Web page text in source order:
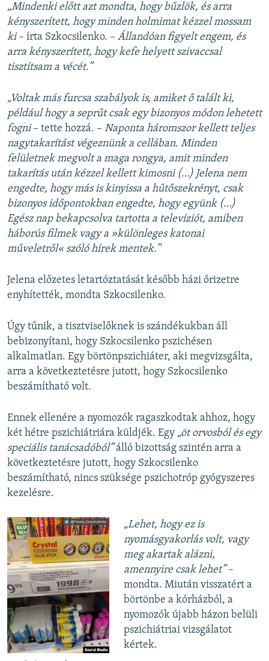
„Mindenki előtt azt mondta, hogy bűzlök, és arra
kényszerített, hogy minden holmimat kézzel mossam
ki– írta Szkocsilenko. – Állandóan figyelt engem, és
arra kényszerített, hogy kefe helyett szivaccsal
tisztítsam a vécét.”
„Voltak más furcsa szabályok is, amiket ő talált ki,
például hogy a seprűt csak egy bizonyos módon lehetett
fogni– tette hozzá. – Naponta háromszor kellett teljes
nagytakarítást végeznünk a cellában. Minden
felületnek megvolt a maga rongya, amit minden
takarítás után kézzel kellett kimosni (…) Jelena nem
engedte, hogy más is kinyissa a hűtőszekrényt, csak
bizonyos időpontokban engedte, hogy együnk (…)
Egész nap bekapcsolva tartotta a televíziót, amiben
háborús filmek vagy a »különleges katonai
műveletről« szóló hírek mentek.”
Jelena előzetes letartóztatását később házi őrizetre
enyhítették, mondta Szkocsilenko.
Úgy tűnik, a tisztviselőknek is szándékukban áll
bebizonyítani, hogy Szkocsilenko pszichésen
alkalmatlan. Egy börtönpszichiáter, aki megvizsgálta,
arra a következtetésre jutott, hogy Szkocsilenko
beszámítható volt.
Ennek ellenére a nyomozók ragaszkodtak ahhoz, hogy
két hétre pszichiátriára küldjék. Egy „öt orvosból és egy
speciális tanácsadóból”álló bizottság szintén arra a
következtetésre jutott, hogy Szkocsilenko
beszámítható, nincs szüksége pszichotróp gyógyszeres
kezelésre.
„Lehet, hogy ez is
nyomásgyakorlás volt, vagy
meg akartak alázni,
amennyire csak lehet”–
mondta. Miután visszatért a
börtönbe a kórházból, a
nyomozók újabb házon belüli
pszichiátriai vizsgálatot
kértek.